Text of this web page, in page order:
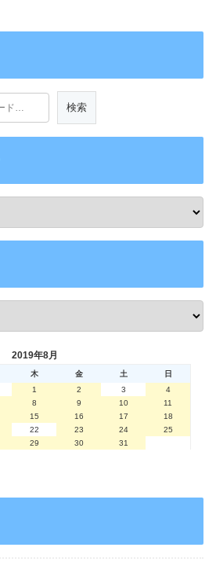
2019年8月
木 金 土
日
1
2 3
4
8 9 10
11
15 16 17
18
22 23 24
25
29 30 31